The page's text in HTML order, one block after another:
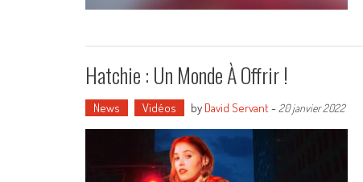
Hatchie : Un Monde À Offrir !
News Vidéos by David Servant- 20 janvier 2022